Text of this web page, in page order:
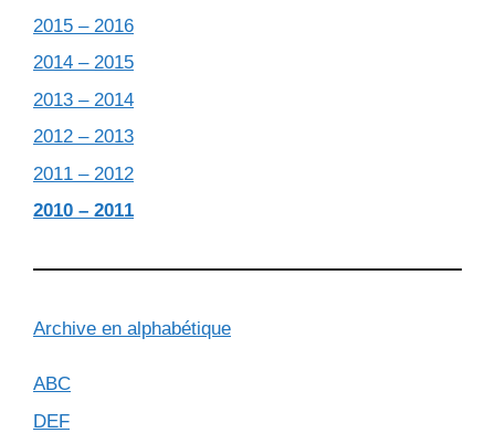
2015 – 2016
2014 – 2015
2013 – 2014
2012 – 2013
2011 – 2012
2010 – 2011
Archive en alphabétique
ABC
DEF